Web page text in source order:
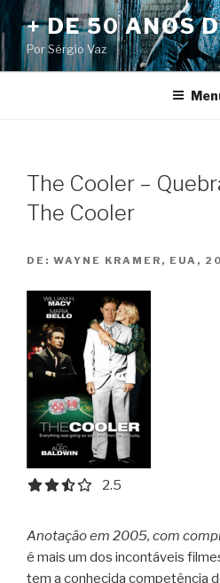
Pular
para
o
conteúdo
+ DE 50 ANOS
Por Sérgio Vaz
The Cooler –
The Cooler
DE: WAYNE KRAMER, EUA,
2.5 out of 5.0 stars
2.5
Anotação em 2005, com
é mais um dos incontáveis
tem a conhecida competência